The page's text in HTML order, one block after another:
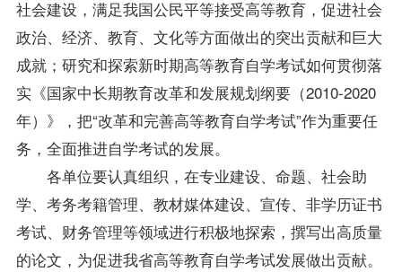
社会建设，满足我国公民平等接受高等教育，促进社会
政治、经济、教育、文化等方面做出的突出贡献和巨大
成就；研究和探索新时期高等教育自学考试如何贯彻落
实《国家中长期教育改革和发展规划纲要（2010-2020
年）》，把“改革和完善高等教育自学考试”作为重要任
务，全面推进自学考试的发展。
各单位要认真组织，在专业建设、命题、社会助
学、考务考籍管理、 教材媒体建设、宣传、非学历证书
考试、财务管理等领域进行积极地探索，撰写出高质量
的论文，为促进我省高等教育自学考试发展做出贡献。